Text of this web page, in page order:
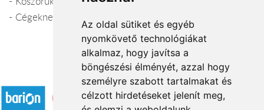
Az oldal sütiket és egyéb
nyomkövető technológiákat
alkalmaz, hogy javítsa a
böngészési élményét, azzal hogy
személyre szabott tartalmakat és
célzott hirdetéseket jelenít meg,
- Cégeknek kedvezményes csokrok
Elfogadott fizetési módok